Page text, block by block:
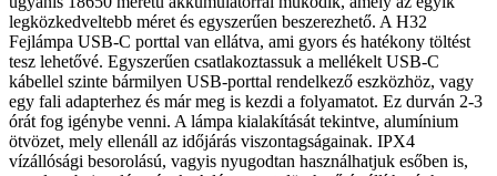
legközkedveltebb méret és egyszerűen beszerezhető. A H32
Fejlámpa USB-C porttal van ellátva, ami gyors és hatékony töltést
tesz lehetővé. Egyszerűen csatlakoztassuk a mellékelt USB-C
kábellel szinte bármilyen USB-porttal rendelkező eszközhöz, vagy
egy fali adapterhez és már meg is kezdi a folyamatot. Ez durván 2-3
órát fog igénybe venni. A lámpa kialakítását tekintve, alumínium
ötvözet, mely ellenáll az időjárás viszontagságainak. IPX4
vízállósági besorolású, vagyis nyugodtan használhatjuk esőben is,